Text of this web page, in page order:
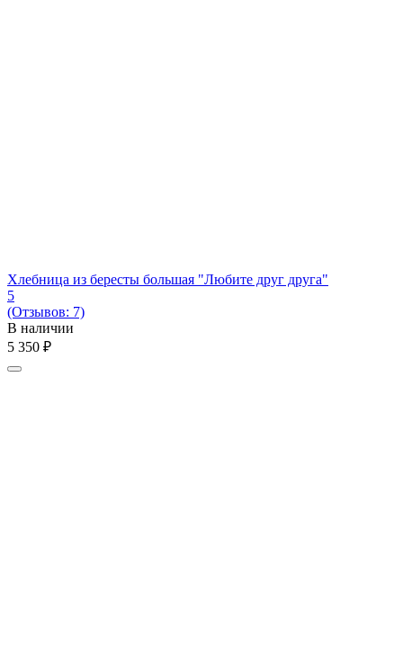
Хлебница из бересты большая "Любите друг друга"
5
(Отзывов: 7)
В наличии
5 350 ₽